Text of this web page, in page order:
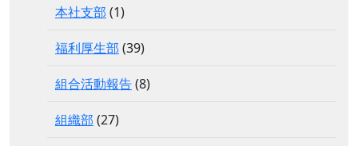
本社支部 (1)
福利厚生部 (39)
組合活動報告(8)
組織部 (27)